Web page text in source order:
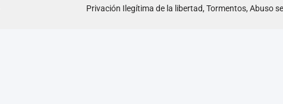
Privación Ilegítima de la libertad, Tormentos, Abuso